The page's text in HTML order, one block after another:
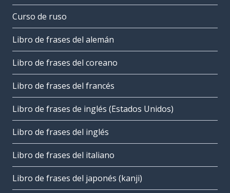
Curso de ruso
Libro de frases del alemán
Libro de frases del coreano
Libro de frases del francés
Libro de frases de inglés (Estados Unidos)
Libro de frases del inglés
Libro de frases del italiano
Libro de frases del japonés (kanji)